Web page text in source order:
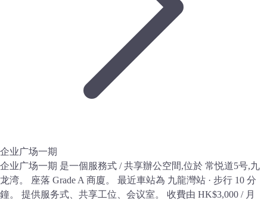
企业广场一期
企业广场一期 是一個服務式 / 共享辦公空間,位於 常悦道5号,九
龙湾。 座落 Grade A 商廈。 最近車站為 九龍灣站 · 步行 10 分
鐘。 提供服务式、共享工位、会议室。 收費由 HK$3,000 / 月